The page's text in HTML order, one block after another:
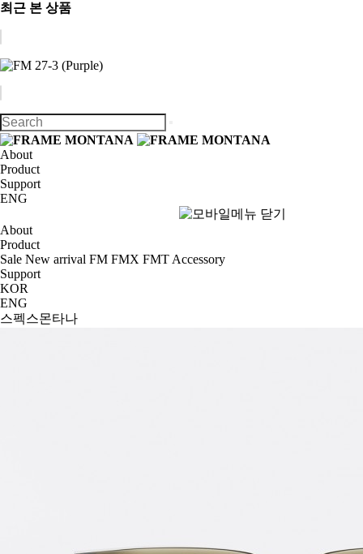
최근 본 상품
About
Product
Support
ENG
About
Product
Sale New arrival FM FMX FMT Accessory
Support
KOR
ENG
스펙스몬타나